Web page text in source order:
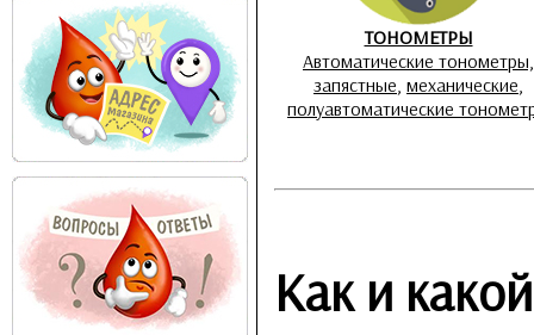
ТОНОМЕТРЫ
Автоматические тонометры,
запястные, механические,
полуавтоматические
Как и